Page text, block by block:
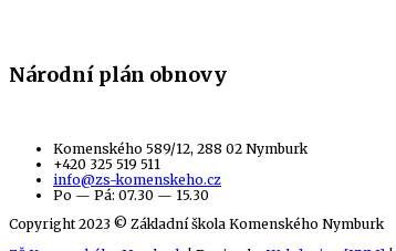
Národní plán obnovy
Komenského 589/12, 288 02 Nymburk
+420 325 519 511
info@zs-komenskeho.cz
Po — Pá: 07.30 — 15.30
Copyright 2023 © Základní škola Komenského Nymburk